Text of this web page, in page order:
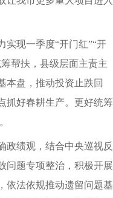
实现一季度“开门红”“开
帮扶，县级层面主责主
本盘，推动投资止跌回
抓好春耕生产。更好统筹
政绩观，结合中央巡视反
问题专项整治，积极开展
依法依规推动遗留问题基